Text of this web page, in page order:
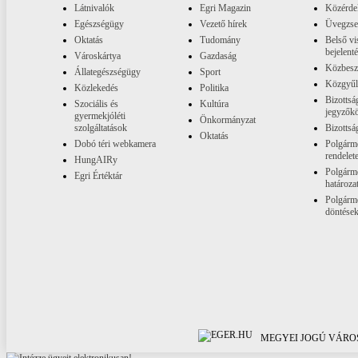
Látnivalók
Egészségügy
Oktatás
Városkártya
Állategészségügy
Közlekedés
Szociális és
gyermekjóléti
szolgáltatások
Dobó téri webkamera
HungAIRy
Egri Értéktár
Egri Magazin
Vezető hírek
Tudomány
Gazdaság
Sport
Politika
Kultúra
Önkormányzat
Oktatás
Belső
döntések
MEGYEI JOGÚ